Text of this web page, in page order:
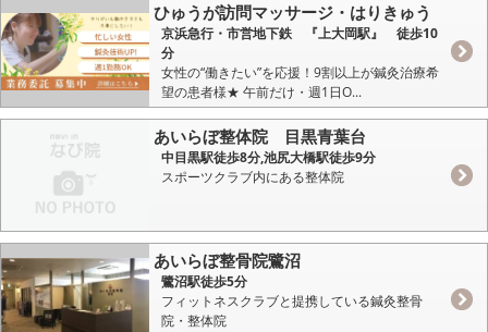
ひゅうが訪問マッサージ・はりきゅう
京浜急行・市営地下鉄 『上大岡駅』 徒歩10
分
女性の“働きたい”を応援！9割以上が鍼灸治療希
望の患者様★ 午前だけ・週1日O...
あいらぼ整体院 目黒青葉台
中目黒駅徒歩8分,池尻大橋駅徒歩9分
スポーツクラブ内にある整体院
あいらぼ整骨院鷺沼
鷺沼駅徒歩5分
フィットネスクラブと提携している鍼灸整骨
院・整体院